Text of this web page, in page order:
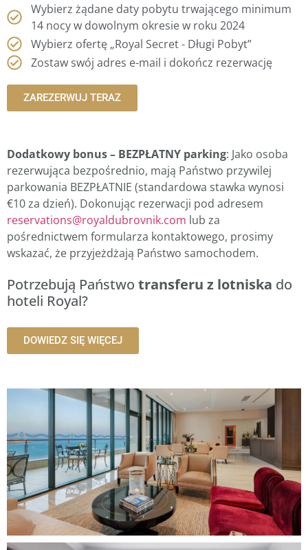
Wybierz żądane daty pobytu trwającego minimum
14 nocy w dowolnym okresie w roku 2024
Wybierz ofertę „Royal Secret - Długi Pobyt”
Zostaw swój adres e-mail i dokończ rezerwację
ZAREZERWUJ TERAZ
Dodatkowy bonus – BEZPŁATNY parking: Jako osoba
rezerwująca bezpośrednio, mają Państwo przywilej
parkowania BEZPŁATNIE (standardowa stawka wynosi
€10 za dzień). Dokonując rezerwacji pod adresem
reservations@royaldubrovnik.com lub za
pośrednictwem formularza kontaktowego, prosimy
wskazać, że przyjeżdżają Państwo samochodem.
Potrzebują Państwo transferu z lotniska do
hoteli Royal?
DOWIEDZ SIĘ WIĘCEJ